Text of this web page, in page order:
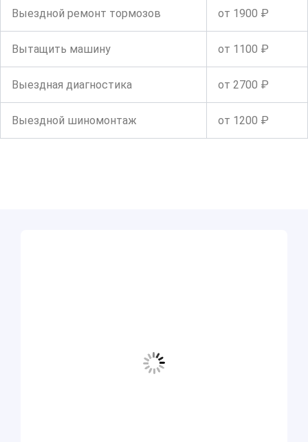
Выездной ремонт тормозов от 1900 ₽
Вытащить машину от 1100 ₽
Выездная диагностика от 2700 ₽
Выездной шиномонтаж от 1200 ₽